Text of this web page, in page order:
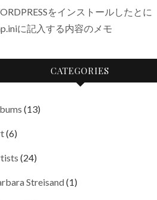
をインストールしたとに
に記入する内容のメモ
CATEGORIES
(13)
(6)
(24)
Streisand(1)